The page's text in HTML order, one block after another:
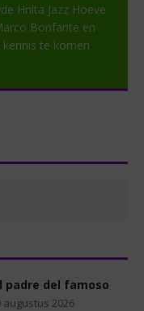
Hnita Jazz Hoeve
Bonfante en
te komen
padre del famoso
augustus 2026